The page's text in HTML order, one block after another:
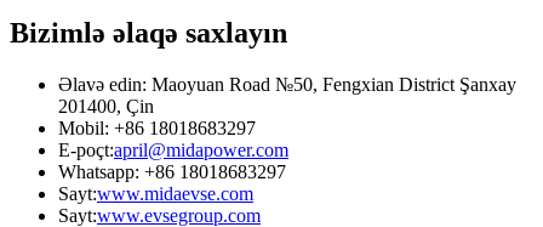
Bizimlə əlaqə saxlayın
Əlavə edin: Maoyuan Road №50, Fengxian District Şanxay
201400, Çin
Mobil: +86 18018683297
E-poçt:april@midapower.com
Whatsapp: +86 18018683297
Sayt:www.midaevse.com
Sayt:www.evsegroup.com